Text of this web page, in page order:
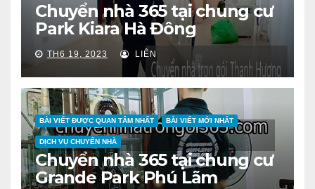
Chuyển nhà 365 tại chung cư
Park Kiara Hà Đông
TH6 19, 2023 LIÊN
BÀI VIẾT ĐƯỢC QUAN TÂM NHẤT BÀI VIẾT MỚI NHẤT
DỊCH VỤ CHUYỂN NHÀ
Chuyển nhà 365 tại chung cư
Grande Park Phú Lãm